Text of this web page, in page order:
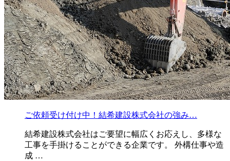
ご依頼受け付け中！結希建設株式会社の強み…
結希建設株式会社はご要望に幅広くお応えし、多様な
工事を手掛けることができる企業です。 外構仕事や造
成 …